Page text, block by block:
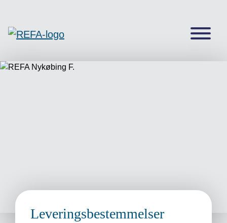
Leveringsbestemmelser